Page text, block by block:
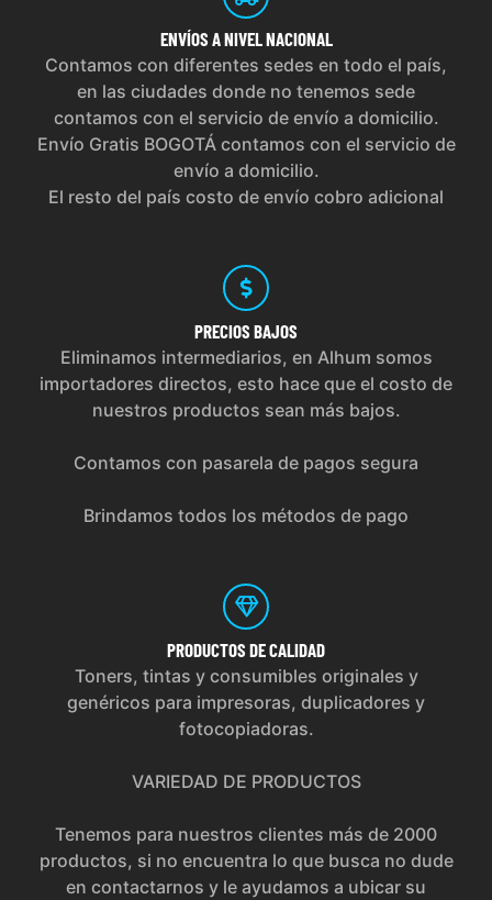
ENVÍOS A NIVEL NACIONAL
Contamos con diferentes sedes en todo el país,
en las ciudades donde no tenemos sede
contamos con el servicio de envío a domicilio.
Envío Gratis BOGOTÁ contamos con el servicio de
envío a domicilio.
El resto del país costo de envío cobro adicional
PRECIOS BAJOS
Eliminamos intermediarios, en Alhum somos
importadores directos, esto hace que el costo de
nuestros productos sean más bajos.
Contamos con pasarela de pagos segura
Brindamos todos los métodos de pago
PRODUCTOS DE CALIDAD
Toners, tintas y consumibles originales y
genéricos para impresoras, duplicadores y
fotocopiadoras.
VARIEDAD DE PRODUCTOS
Tenemos para nuestros clientes más de 2000
productos, si no encuentra lo que busca no dude
en contactarnos y le ayudamos a ubicar su